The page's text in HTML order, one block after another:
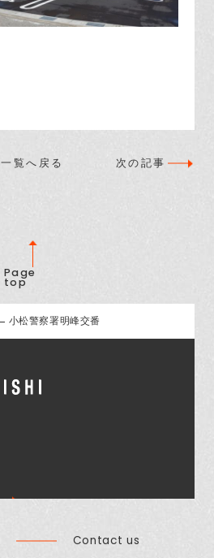
Contact us
一覧へ戻る 次の記事
Page
top
小松警察署明峰交番